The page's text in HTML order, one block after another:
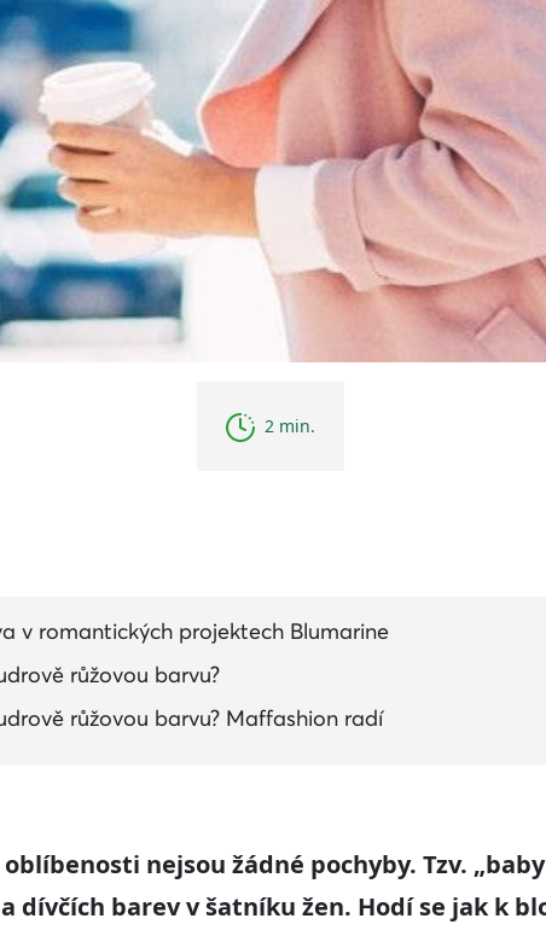
2 min.
v romantických projektech Blumarine
růžovou barvu?
růžovou barvu? Maffashion radí
nejsou žádné pochyby. Tzv.
dívčích barev v šatníku žen. Hodí se jak k